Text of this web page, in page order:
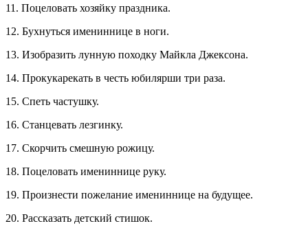
11. Поцеловать хозяйку праздника.
12. Бухнуться имениннице в ноги.
13. Изобразить лунную походку Майкла Джексона.
14. Прокукарекать в честь юбилярши три раза.
15. Спеть частушку.
16. Станцевать лезгинку.
17. Скорчить смешную рожицу.
18. Поцеловать имениннице руку.
19. Произнести пожелание имениннице на будущее.
20. Рассказать детский стишок.